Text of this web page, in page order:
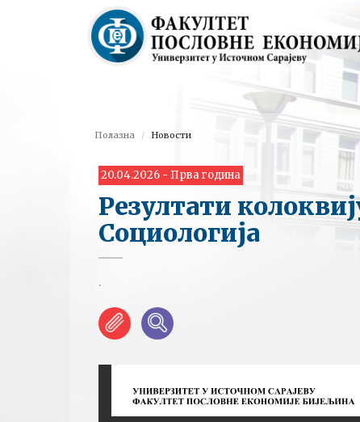
Полазна Новости
20.04.2026 - Прва година
Резултати
Социологија
.